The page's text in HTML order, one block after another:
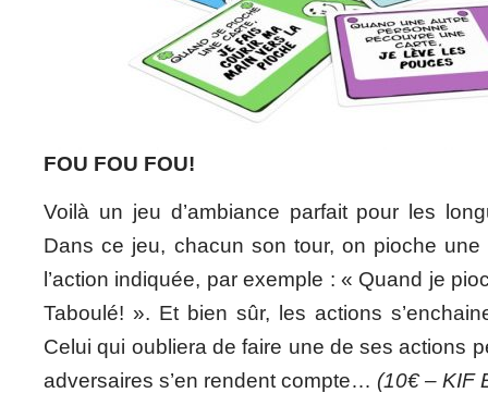
FOU FOU FOU!
Voilà un jeu d’ambiance parfait pour les
Dans ce jeu, chacun son tour, on pioche
l’action indiquée, par exemple : « Quand je
Taboulé! ». Et bien sûr, les actions
Celui qui oubliera de faire une de ses actions
adversaires s’en rendent compte… (10€ – KIF